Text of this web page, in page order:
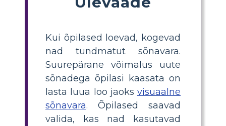
Kui õpilased loevad, kogevad
nad tundmatut sõnavara.
Suurepärane võimalus uute
sõnadega õpilasi kaasata on
lasta luua loo jaoks visuaalne
sõnavara. Õpilased saavad
valida, kas nad kasutavad